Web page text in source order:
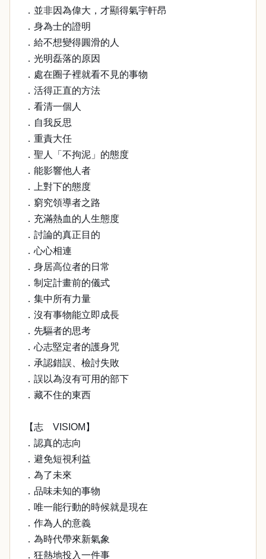
．並非因為偉大，才顯得氣宇軒昂
．身為士的證明
．給不想變得圓滑的人
．光明磊落的原因
．處在圈子裡就看不見的事物
．活得正直的方法
．看清一個人
．自我反思
．重責大任
．聖人「不拘泥」的態度
．能影響他人者
．上對下的態度
．窮究領導者之路
．充滿熱血的人生態度
．討論的真正目的
．心心相連
．身居高位者的日常
．制定計畫前的儀式
．集中所有力量
．沒有事物能立即成長
．先驅者的思考
．心志堅定者的護身咒
．承認錯誤、檢討失敗
．誤以為沒有可用的部下
．藏不住的東西
【志 VISIOM】
．認真的志向
．避免短視利益
．為了未來
．品味未知的事物
．唯一能行動的時候就是現在
．作為人的意義
．為時代帶來新氣象
．狂熱地投入一件事